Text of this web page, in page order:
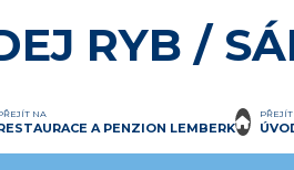
RYB /
NA
A PENZION LEMBERK